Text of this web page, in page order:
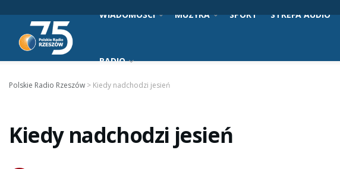
WIADOMOŚCI MUZYKA SPORT STREFA AUDIO
RADIO
Polskie Radio Rzeszów > Kiedy nadchodzi jesień
Kiedy nadchodzi jesień